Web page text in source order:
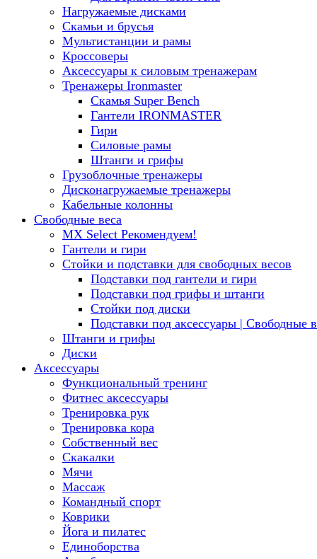
Нагружаемые дисками
Скамьи и брусья
Мультистанции и рамы
Кроссоверы
Аксессуары к силовым тренажерам
Тренажеры Ironmaster
Скамья Super Bench
Гантели IRONMASTER
Гири
Силовые рамы
Штанги и грифы
Грузоблочные тренажеры
Дисконагружаемые тренажеры
Кабельные колонны
Свободные веса
MX Select Рекомендуем!
Гантели и гири
Стойки и подставки для свободных весов
Подставки под гантели и гири
Подставки под грифы и штанги
Стойки под диски
Подставки под аксессуары | Свободные
Штанги и грифы
Диски
Аксессуары
Функциональный тренинг
Фитнес аксессуары
Тренировка рук
Тренировка кора
Собственный вес
Скакалки
Мячи
Массаж
Командный спорт
Коврики
Йога и пилатес
Единоборства